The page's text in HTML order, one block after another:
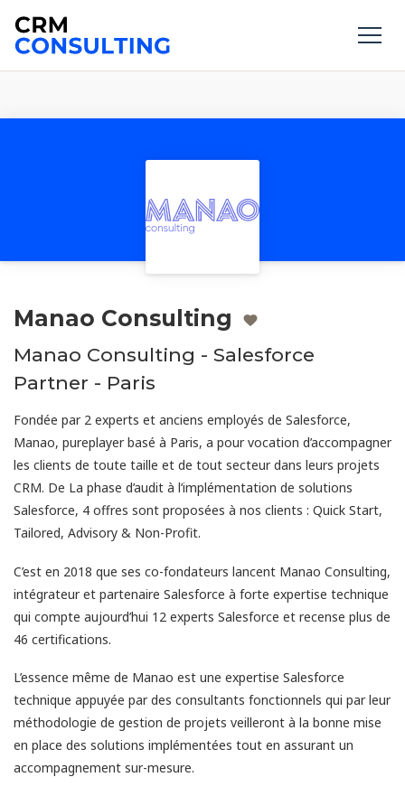
Manao Consulting
Manao Consulting - Salesforce
Partner - Paris
Fondée par 2 experts et anciens employés de Salesforce,
Manao, pureplayer basé à Paris, a pour vocation d’accompagner
les clients de toute taille et de tout secteur dans leurs projets
CRM. De La phase d’audit à l’implémentation de solutions
Salesforce, 4 offres sont proposées à nos clients : Quick Start,
Tailored, Advisory & Non-Profit.
C’est en 2018 que ses co-fondateurs lancent Manao Consulting,
intégrateur et partenaire Salesforce à forte expertise technique
qui compte aujourd’hui 12 experts Salesforce et recense plus de
46 certifications.
L’essence même de Manao est une expertise Salesforce
technique appuyée par des consultants fonctionnels qui par leur
méthodologie de gestion de projets veilleront à la bonne mise
en place des solutions implémentées tout en assurant un
accompagnement sur-mesure.